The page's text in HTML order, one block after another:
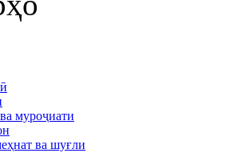
муроҷиати
ва шуғли